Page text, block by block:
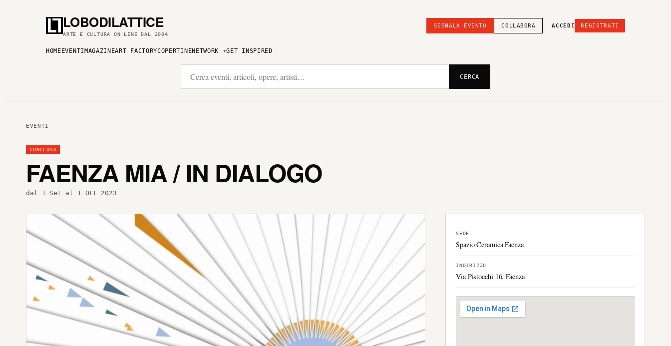
LOBODILATTICE
ARTE E CULTURA ON LINE DAL 2004
SEGNALA EVENTO COLLABORA ACCEDI REGISTRATI
HOME EVENTI MAGAZINEART FACTORYCOPERTINENETWORK GET INSPIRED
CERCA
EVENTI
CONCLUSA
FAENZA MIA / IN DIALOGO
dal 1 Set al 1 Ott 2023
SEDE
Spazio Ceramica Faenza
INDIRIZZO
Via Pistocchi 16, Faenza